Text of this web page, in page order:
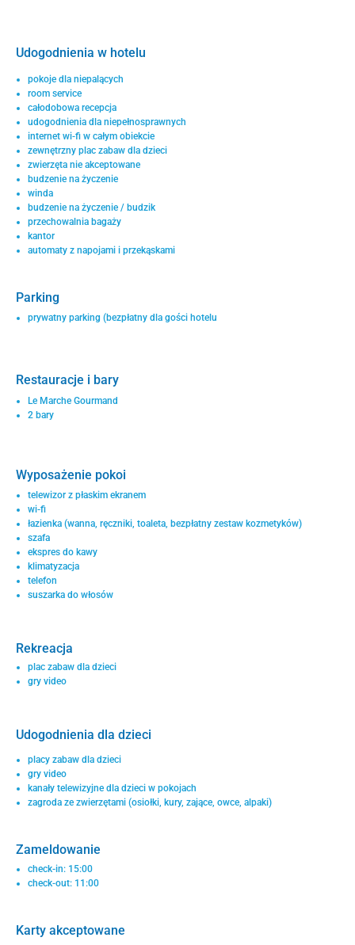
Udogodnienia w hotelu
pokoje dla niepalących
room service
całodobowa recepcja
udogodnienia dla niepełnosprawnych
internet wi-fi w całym obiekcie
zewnętrzny plac zabaw dla dzieci
zwierzęta nie akceptowane
budzenie na życzenie
winda
budzenie na życzenie / budzik
przechowalnia bagaży
kantor
automaty z napojami i przekąskami
Parking
prywatny parking (bezpłatny dla gości hotelu
Restauracje i bary
Le Marche Gourmand
2 bary
Wyposażenie pokoi
telewizor z płaskim ekranem
wi-fi
łazienka (wanna, ręczniki, toaleta, bezpłatny zestaw kozmetyków)
szafa
ekspres do kawy
klimatyzacja
telefon
suszarka do włosów
Rekreacja
plac zabaw dla dzieci
gry video
Udogodnienia dla dzieci
placy zabaw dla dzieci
gry video
kanały telewizyjne dla dzieci w pokojach
zagroda ze zwierzętami (osiołki, kury, zające, owce, alpaki)
Zameldowanie
check-in: 15:00
check-out: 11:00
Karty akceptowane